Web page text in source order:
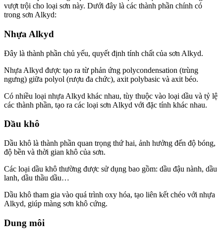
vượt trội cho loại sơn này. Dưới đây là các thành phần chính có
trong sơn Alkyd:
Nhựa Alkyd
Đây là thành phần chủ yếu, quyết định tính chất của sơn Alkyd.
Nhựa Alkyd được tạo ra từ phản ứng polycondensation (trùng
ngưng) giữa polyol (rượu đa chức), axit polybasic và axit béo.
Có nhiều loại nhựa Alkyd khác nhau, tùy thuộc vào loại dầu và tỷ lệ
các thành phần, tạo ra các loại sơn Alkyd với đặc tính khác nhau.
Dầu khô
Dầu khô là thành phần quan trọng thứ hai, ảnh hưởng đến độ bóng,
độ bền và thời gian khô của sơn.
Các loại dầu khô thường được sử dụng bao gồm: dầu đậu nành, dầu
lanh, dầu thầu dầu…
Dầu khô tham gia vào quá trình oxy hóa, tạo liên kết chéo với nhựa
Alkyd, giúp màng sơn khô cứng.
Dung môi